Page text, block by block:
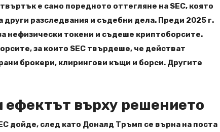
е само поредното оттегляне на SEC, която
други разследвания и съдебни дела. Преди 2025 г.
нефизически токени и съдеше криптоборсите.
за които SEC твърдеше, че действат
брокери, клирингови къщи и борси. Другите
върху решението
дойде, след като Доналд Тръмп се върна на поста